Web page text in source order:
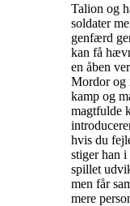
Talion og
soldater
genfærd
kan få
en åben
Mordor og
kamp og
magtfulde
hvis du
stiger han
spillet
men får
mere